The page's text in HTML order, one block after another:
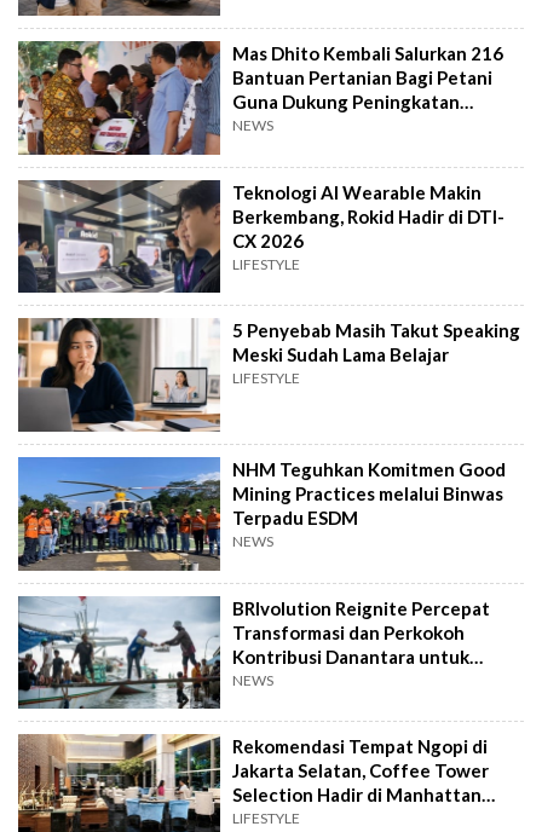
Mas Dhito Kembali Salurkan 216
Bantuan Pertanian Bagi Petani
Guna Dukung Peningkatan
Produksi
NEWS
Teknologi AI Wearable Makin
Berkembang, Rokid Hadir di DTI-
CX 2026
LIFESTYLE
5 Penyebab Masih Takut Speaking
Meski Sudah Lama Belajar
LIFESTYLE
NHM Teguhkan Komitmen Good
Mining Practices melalui Binwas
Terpadu ESDM
NEWS
BRIvolution Reignite Percepat
Transformasi dan Perkokoh
Kontribusi Danantara untuk
Ekonomi Nasional
NEWS
Rekomendasi Tempat Ngopi di
Jakarta Selatan, Coffee Tower
Selection Hadir di Manhattan
Hotel Jakarta
LIFESTYLE